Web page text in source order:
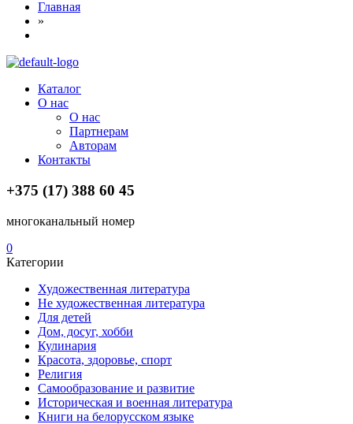
Главная
»
Menu
Каталог
О нас
О нас
Партнерам
Авторам
Контакты
+375 (17) 388 60 45
многоканальный номер
0
Категории
Художественная литература
Не художественная литература
Для детей
Дом, досуг, хобби
Кулинария
Красота, здоровье, спорт
Религия
Самообразование и развитие
Историческая и военная литература
Книги на белорусском языке